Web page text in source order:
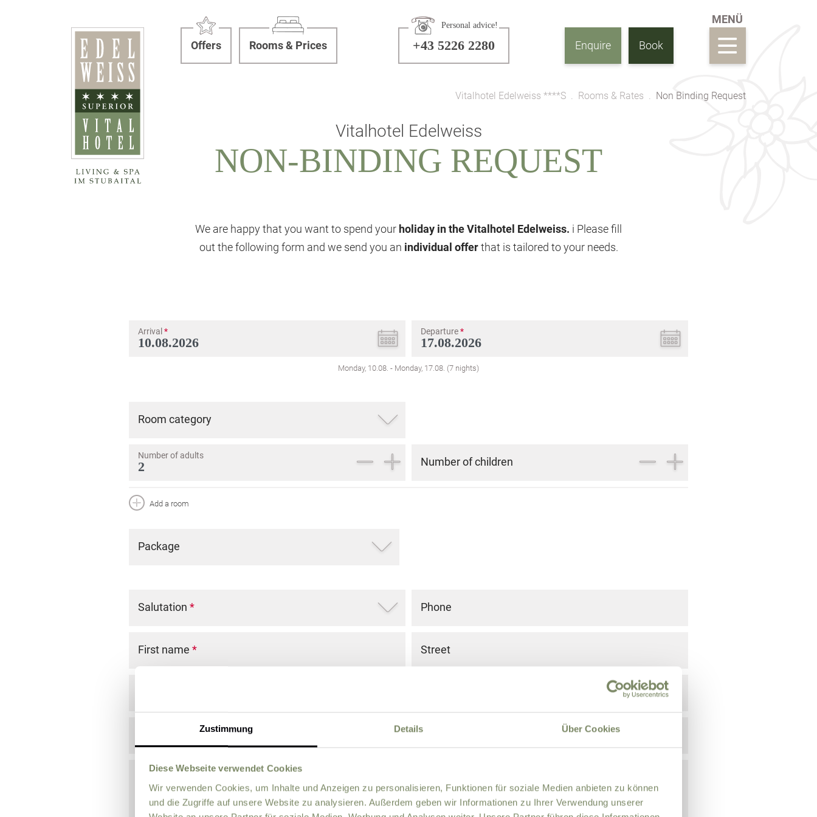
Zustimmung Details Über Cookies
Diese Webseite verwendet Cookies
Wir verwenden Cookies, um Inhalte und Anzeigen zu personalisieren, Funktionen für soziale Medien anbieten zu können
und die Zugriffe auf unsere Website zu analysieren. Außerdem geben wir Informationen zu Ihrer Verwendung unserer
Offers Rooms & Prices
Personal advice!
+43 5226 2280 Enquire Book
Vitalhotel Edelweiss ****S Rooms & Rates Non Binding Request
Vitalhotel Edelweiss
NON-BINDING REQUEST
We are happy that you want to spend your holiday in the Vitalhotel Edelweiss. i Please fill
out the following form and we send you an individual offerthat is tailored to your needs.
Arrival * Departure*
Monday, 10.08. - Monday, 17.08. (7 nights)
Room category
Number of adults Number of children
Add a room
Package
Salutation *
First name *
Phone
Street
Country
Comment